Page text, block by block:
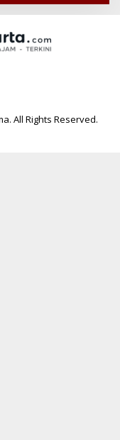
All Rights Reserved.